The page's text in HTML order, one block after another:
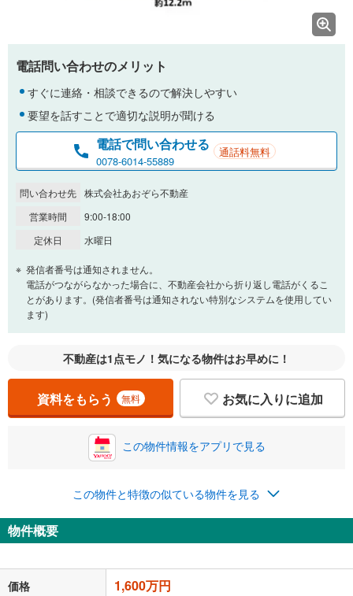
電話問い合わせのメリット
すぐに連絡・相談できるので解決しやすい
要望を話すことで適切な説明が聞ける
電話で問い合わせる
0078-6014-55889
通話料無料
問い合わせ先 株式会社あおぞら不動産
営業時間
9:00-18:00
定休日
水曜日
発信者番号は通知されません。
電話がつながらなかった場合に、不動産会社から折り返し電話がくるこ
とがあります。(発信者番号は通知されない特別なシステムを使用してい
ます)
不動産は1点モノ！気になる物件はお早めに！
資料をもらう 無料 お気に入りに追加
この物件情報をアプリで見る
この物件と特徴の似ている物件を見る
物件概要
価格 1,600万円